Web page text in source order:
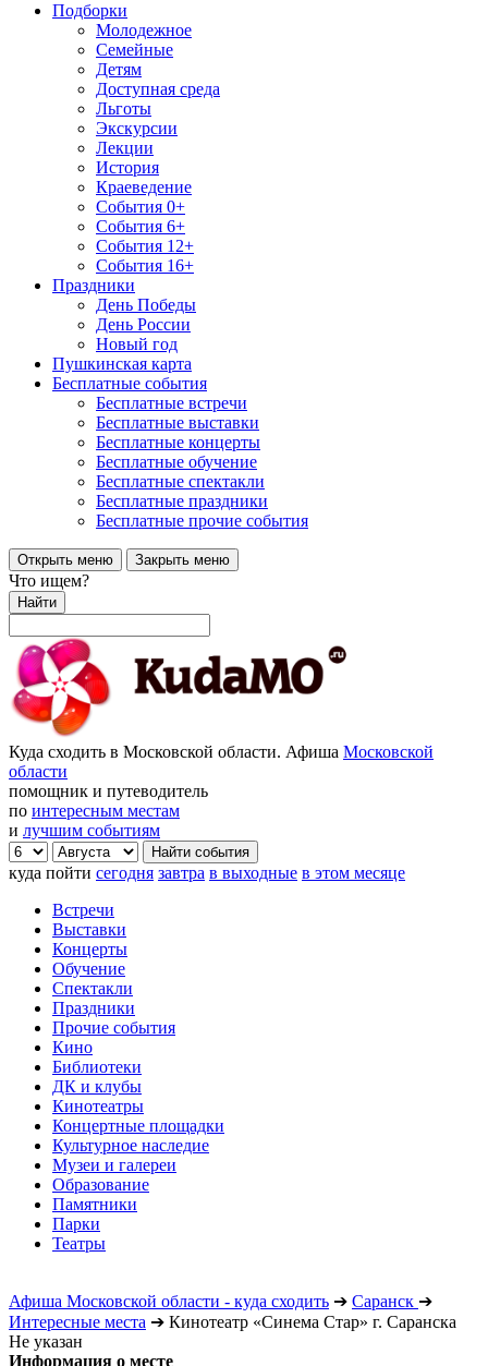
Подборки
Молодежное
Семейные
Детям
Доступная среда
Льготы
Экскурсии
Лекции
История
Краеведение
События 0+
События 6+
События 12+
События 16+
Праздники
День Победы
День России
Новый год
Пушкинская карта
Бесплатные события
Бесплатные встречи
Бесплатные выставки
Бесплатные концерты
Бесплатные обучение
Бесплатные спектакли
Бесплатные праздники
Бесплатные прочие события
Открыть меню Закрыть меню
Что ищем?
Найти
Куда сходить в Московской области. Афиша Московской
области
помощник и путеводитель
по интересным местам
и лучшим событиям
куда пойти сегодня завтра в выходные в этом месяце
Встречи
Выставки
Концерты
Обучение
Спектакли
Праздники
Прочие события
Кино
Библиотеки
ДК и клубы
Кинотеатры
Концертные площадки
Культурное наследие
Музеи и галереи
Образование
Памятники
Парки
Театры
Афиша Московской области - куда сходить ➔ Саранск ➔
Интересные места ➔ Кинотеатр «Синема Стар» г. Саранска
Не указан
Информация о месте